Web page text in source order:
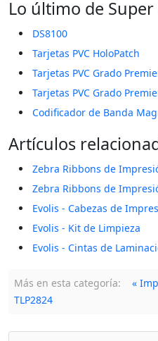
Lo último de Super
DS8100
Tarjetas PVC HoloPatch
Tarjetas PVC Grado
Tarjetas PVC Grado
Codificador de Banda
Artículos
Zebra Ribbons de
Zebra Ribbons de
Evolis - Cabezas de
Evolis - Kit de Limpieza
Evolis - Cintas de
Más en esta categoría:
«
TLP2824